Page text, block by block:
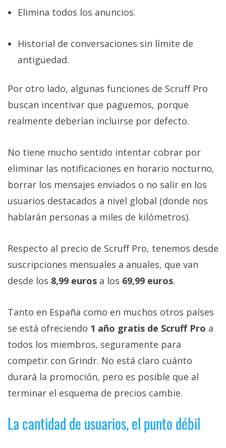
Elimina todos los anuncios.
Historial de conversaciones sin límite de
antigüedad.
Por otro lado, algunas funciones de Scruff Pro
buscan incentivar que paguemos, porque
realmente deberían incluirse por defecto.
No tiene mucho sentido intentar cobrar por
eliminar las notificaciones en horario nocturno,
borrar los mensajes enviados o no salir en los
usuarios destacados a nivel global (donde nos
hablarán personas a miles de kilómetros).
Respecto al precio de Scruff Pro, tenemos desde
suscripciones mensuales a anuales, que van
desde los 8,99 euros a los 69,99 euros.
Tanto en España como en muchos otros países
se está ofreciendo 1 año gratis de Scruff Pro a
todos los miembros, seguramente para
competir con Grindr. No está claro cuánto
durará la promoción, pero es posible que al
terminar el esquema de precios cambie.
La cantidad de usuarios, el punto débil